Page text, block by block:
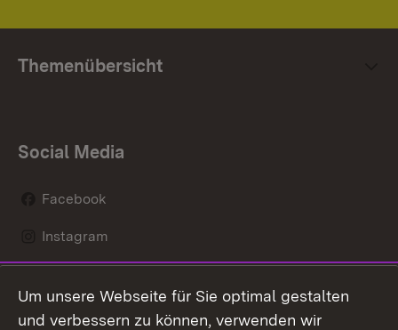
Themenübersicht
Social Media
Facebook
Instagram
Mastodon
Um unsere Webseite für Sie optimal gestalten
und verbessern zu können, verwenden wir